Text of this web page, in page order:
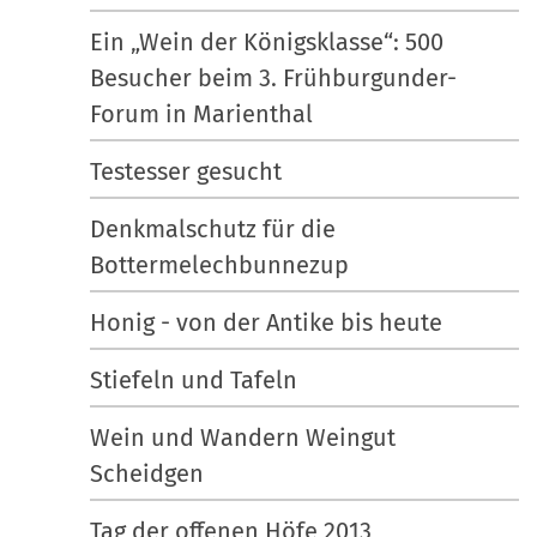
Ein „Wein der Königsklasse“: 500
Besucher beim 3. Frühburgunder-
Forum in Marienthal
Testesser gesucht
Denkmalschutz für die
Bottermelechbunnezup
Honig - von der Antike bis heute
Stiefeln und Tafeln
Wein und Wandern Weingut
Scheidgen
Tag der offenen Höfe 2013